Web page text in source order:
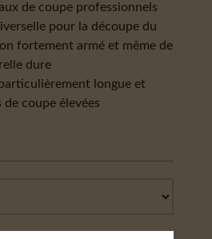
de coupe professionnels
pour la découpe du
fortement armé et même de
dure
longue et
coupe élevées